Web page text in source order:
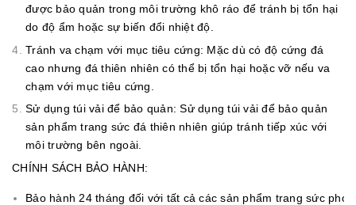
được bảo quản trong môi trường khô ráo để tránh bị tổn hại
do độ ẩm hoặc sự biến đổi nhiệt độ.
Tránh va chạm với mục tiêu cứng: Mặc dù có độ cứng đá
cao nhưng đá thiên nhiên có thể bị tổn hại hoặc vỡ nếu va
chạm với mục tiêu cứng.
Sử dụng túi vải để bảo quản: Sử dụng túi vải để bảo quản
sản phẩm trang sức đá thiên nhiên giúp tránh tiếp xúc với
môi trường bên ngoài.
CHÍNH SÁCH BẢO HÀNH:
Bảo hành 24 tháng đối với tất cả các sản phẩm trang sức